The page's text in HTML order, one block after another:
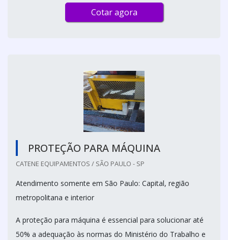
Cotar agora
PROTEÇÃO PARA MÁQUINA
CATENE EQUIPAMENTOS / SÃO PAULO - SP
Atendimento somente em São Paulo: Capital, região
metropolitana e interior
A proteção para máquina é essencial para solucionar até
50% a adequação às normas do Ministério do Trabalho e